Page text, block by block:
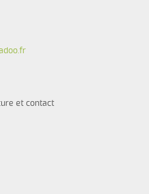
et contact